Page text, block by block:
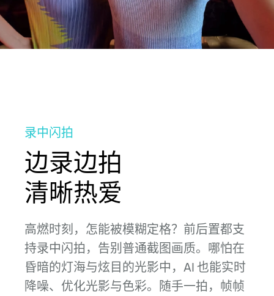
录中闪拍
边录边拍
清晰热爱
高燃时刻，怎能被模糊定格？前后置都支
持录中闪拍，告别普通截图画质。 哪怕在
昏暗的灯海与炫目的光影中，AI 也能实时
降噪、优化光影与色彩。 随手一拍，帧帧